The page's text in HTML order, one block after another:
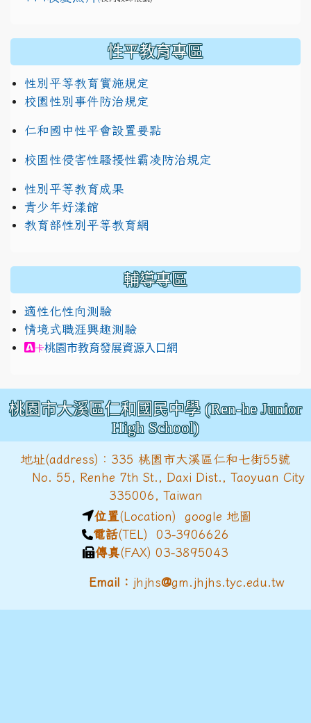
性平教育專區
性別平等教育實施規定
校園性別事件防治規定
仁和國中性平會設置要點
校園性侵害性騷擾性霸凌防治規定
性別平等教育成果
青少年好漾館
教育部性別平等教育網
輔導專區
適性化性向測驗
情境式職涯興趣測驗
link to https://exam.career.ntnu.edu.tw/cit/
卡桃園市教育發展資源入口網
桃園市大溪區仁和國民中學 (Ren-he Junior
High School)
地址(address)：335 桃園市大溪區仁和七街55號
No. 55, Renhe 7th St., Daxi Dist., Taoyuan City
335006, Taiwan
位置(Location) google 地圖
電話(TEL) 03-3906626
傳真(FAX) 03-3895043
Email： jhjhs@gm.jhjhs.tyc.edu.tw